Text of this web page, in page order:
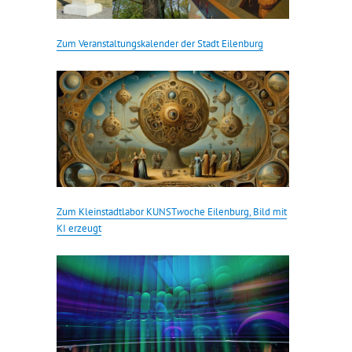
Zum Veranstaltungskalender der Stadt Eilenburg
Zum Kleinstadtlabor KUNSTwoche Eilenburg, Bild mit
KI erzeugt